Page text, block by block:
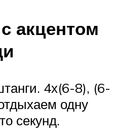
акцентом
4х(6-8), (6-
одну
секунд.